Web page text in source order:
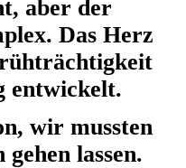
aber der
Das Herz
entwickelt.
wir mussten
lassen.